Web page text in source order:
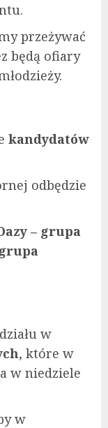
przeżywać
będą ofiary
kandydatów
odbędzie
– grupa
w
, które w
w niedziele
w